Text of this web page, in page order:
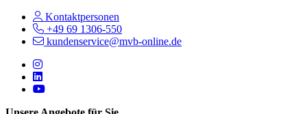
Kontaktpersonen
+49 69 1306-550
kundenservice@mvb-online.de
Follow us on https://www.instagram.com/lifeatmvb/
Follow us on https://www.linkedin.com/company/mvbbooks
Follow us on https://www.youtube.com/@mvbbooks